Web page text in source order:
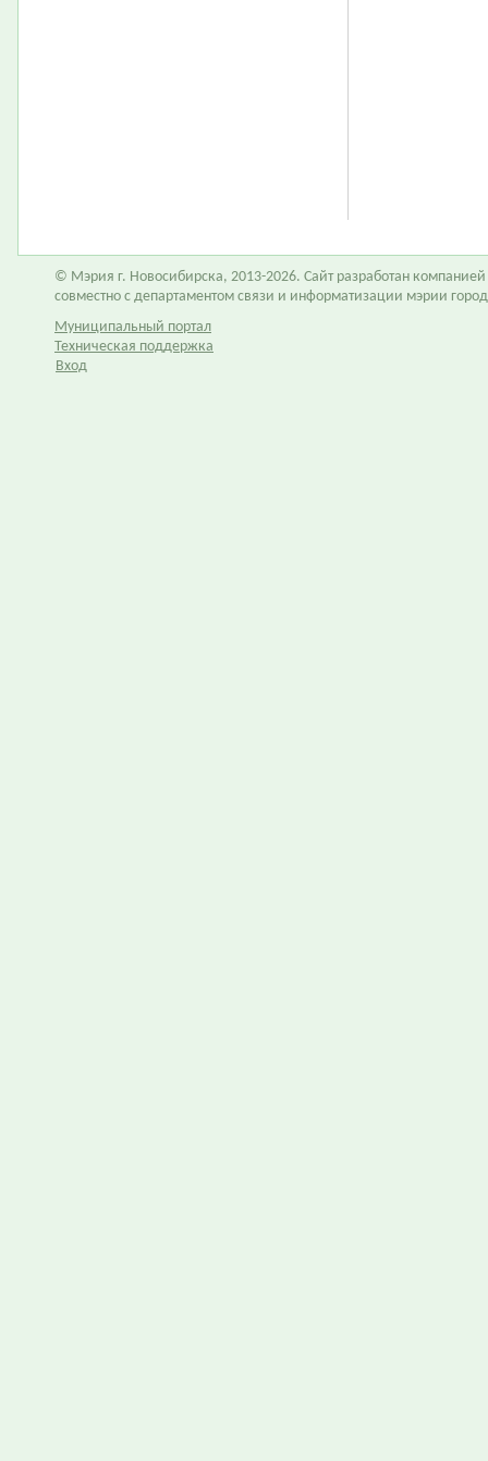
© Мэрия г. Новосибирска, 2013-2026. Сайт разработан компанией
совместно с департаментом связи и информатизации мэрии
Муниципальный портал
Техническая поддержка
Вход